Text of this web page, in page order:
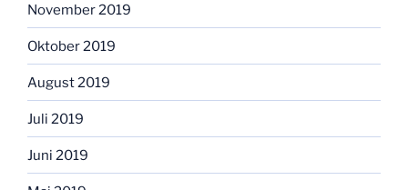
November 2019
Oktober 2019
August 2019
Juli 2019
Juni 2019